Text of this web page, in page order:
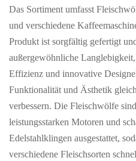
Das Sortiment umfasst
und verschiedene
Produkt ist sorgfältig gefertigt
außergewöhnliche
Effizienz und innovative
Funktionalität und Ästhetik
verbessern. Die Fleischwölfe
leistungsstarken Motoren und
Edelstahlklingen ausgestattet,
verschiedene Fleischsorten